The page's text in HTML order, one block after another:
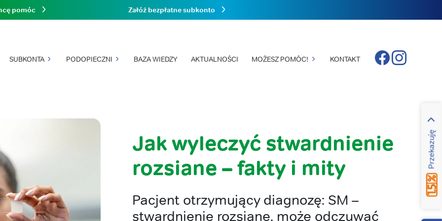
SUBKONTA PODOPIECZNI BAZA WIEDZY AKTUALNOŚCI MOŻESZ POMÓC! KONTAKT
Przekazuję
pomóc Załóż bezpłatne subkonto
FacebookInstagram
Jak wyleczyć stwardnienie
rozsiane – fakty i mity
Pacjent otrzymujący diagnozę: SM –
stwardnienie rozsiane, może odczuwać